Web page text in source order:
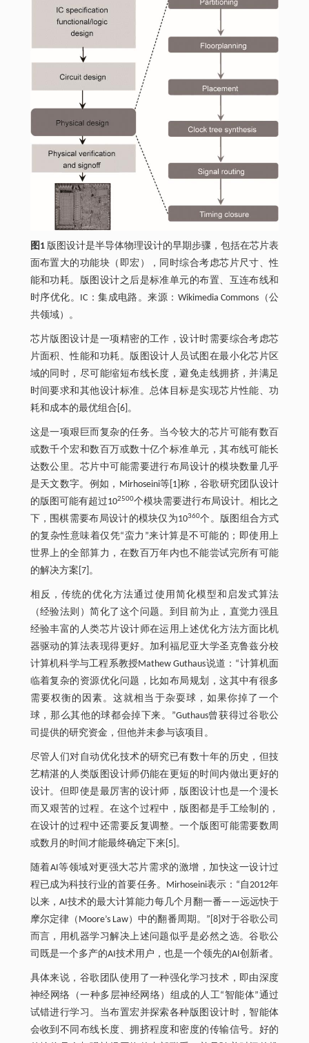
图1版图设计是半导体物理设计的早期步骤，包括在芯片表
面布置大的功能块（即宏），同时综合考虑芯片尺寸、性
能和功耗。版图设计之后是标准单元的布置、互连布线和
时序优化。IC：集成电路。来源：Wikimedia Commons（公
共领域）。
芯片版图设计是一项精密的工作，设计时需要综合考虑芯
片面积、性能和功耗。版图设计人员试图在最小化芯片区
域的同时，尽可能缩短布线长度，避免走线拥挤，并满足
时间要求和其他设计标准。总体目标是实现芯片性能、功
耗和成本的最优组合[6]。
这是一项艰巨而复杂的任务。当今较大的芯片可能有数百
或数千个宏和数百万或数十亿个标准单元，其布线可能长
达数公里。芯片中可能需要进行布局设计的模块数量几乎
是天文数字。例如，Mirhoseini等[1]称，谷歌研究团队设计
的版图可能有超过102500个模块需要进行布局设计。相比之
下，围棋需要布局设计的模块仅为10360个。版图组合方式
的复杂性意味着仅凭“蛮力”来计算是不可能的；即使用上
世界上的全部算力，在数百万年内也不能尝试完所有可能
的解决方案[7]。
相反，传统的优化方法通过使用简化模型和启发式算法
（经验法则）简化了这个问题。到目前为止，直觉力强且
经验丰富的人类芯片设计师在运用上述优化方法方面比机
器驱动的算法表现得更好。加利福尼亚大学圣克鲁兹分校
计算机科学与工程系教授Mathew Guthaus说道：“计算机面
临着复杂的资源优化问题，比如布局规划，这其中有很多
需要权衡的因素。这就相当于杂耍球，如果你掉了一个
球，那么其他的球都会掉下来。”Guthaus曾获得过谷歌公
司提供的研究资金，但他并未参与该项目。
尽管人们对自动优化技术的研究已有数十年的历史，但技
艺精湛的人类版图设计师仍能在更短的时间内做出更好的
设计。但即使是最厉害的设计师，版图设计也是一个漫长
而又艰苦的过程。在这个过程中，版图都是手工绘制的，
在设计的过程中还需要反复调整。一个版图可能需要数周
或数月的时间才能最终确定下来[5]。
随着AI等领域对更强大芯片需求的激增，加快这一设计过
程已成为科技行业的首要任务。Mirhoseini表示：“自2012年
以来，AI技术的最大计算能力每几个月翻一番——远远快于
摩尔定律（Moore’s Law）中的翻番周期。”[8]对于谷歌公司
而言，用机器学习解决上述问题似乎是必然之选。谷歌公
司既是一个多产的AI技术用户，也是一个领先的AI创新者。
具体来说，谷歌团队使用了一种强化学习技术，即由深度
神经网络（一种多层神经网络）组成的人工“智能体”通过
试错进行学习。当布置宏并探索各种版图设计时，智能体
会收到不同布线长度、拥挤程度和密度的传输信号。好的